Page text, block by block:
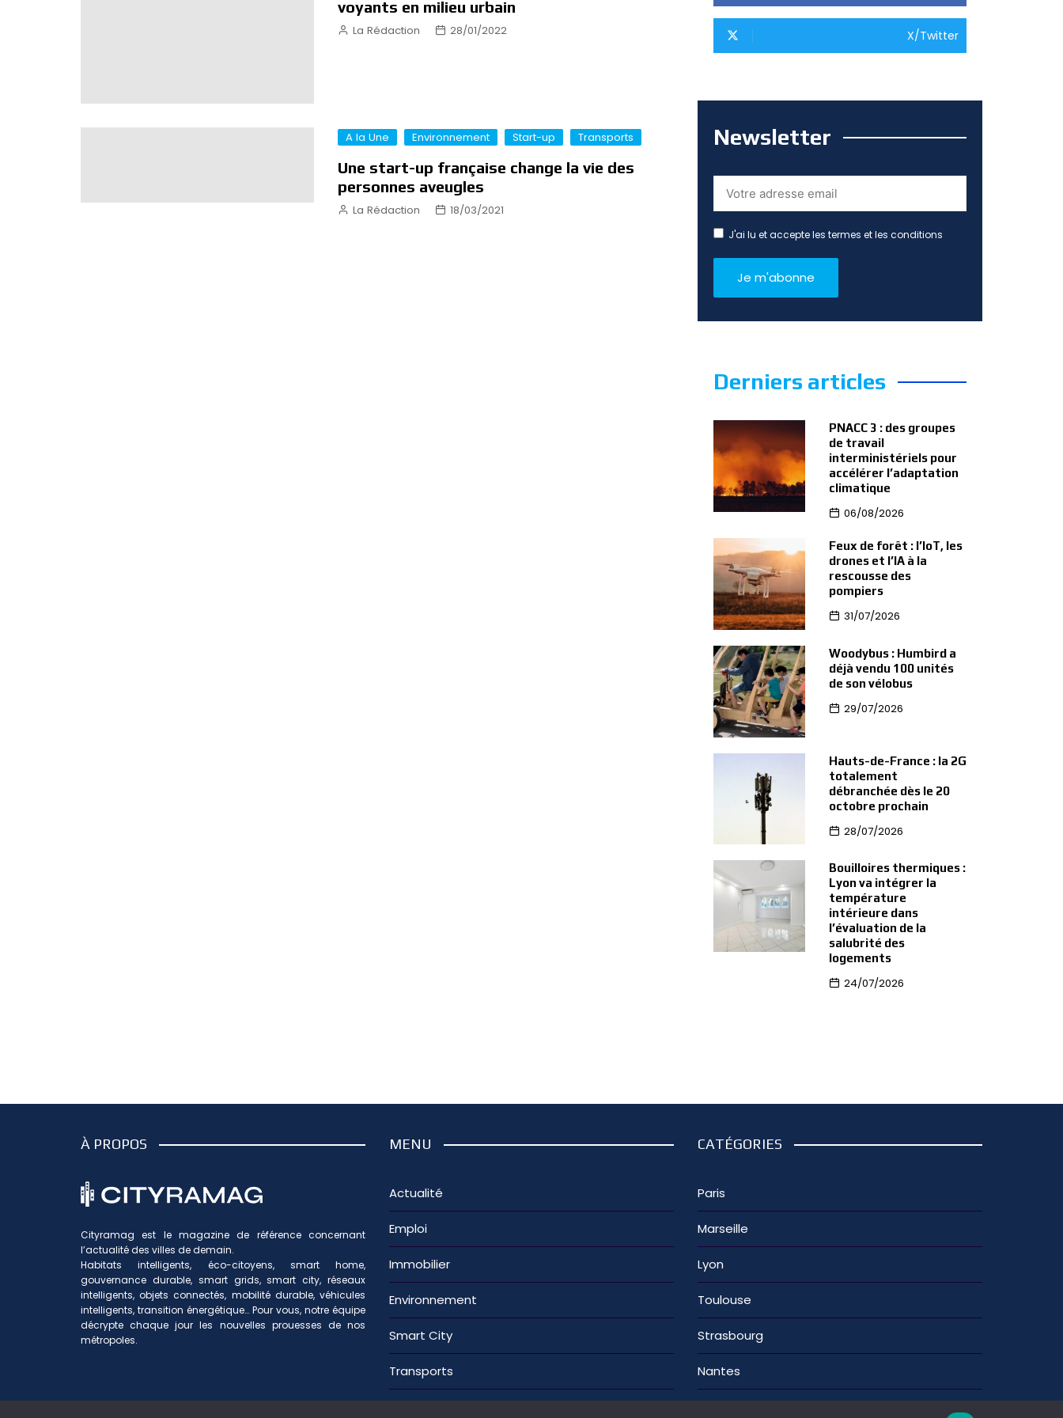
voyants en milieu urbain
La Rédaction 28/01/2022
A la Une Environnement Start-up Transports
Une start-up française change la vie des
personnes aveugles
La Rédaction 18/03/2021
X/Twitter
Newsletter
J'ai lu et accepte les termes et les conditions
Derniers articles
PNACC 3 : des groupes
de travail
interministériels pour
accélérer l’adaptation
climatique
06/08/2026
Feux de forêt : l’IoT, les
drones et l’IA à la
rescousse des
pompiers
31/07/2026
Woodybus : Humbird a
déjà vendu 100 unités
de son vélobus
29/07/2026
Hauts-de-France : la 2G
totalement
débranchée dès le 20
octobre prochain
28/07/2026
Bouilloires thermiques :
Lyon va intégrer la
température
intérieure dans
l’évaluation de la
salubrité des
logements
24/07/2026
À PROPOS
Cityramag est le magazine de référence concernant
l’actualité des villes de demain.
Habitats intelligents, éco-citoyens, smart home,
gouvernance durable, smart grids, smart city, réseaux
intelligents, objets connectés, mobilité durable, véhicules
intelligents, transition énergétique… Pour vous, notre équipe
décrypte chaque jour les nouvelles prouesses de nos
métropoles.
MENU
Actualité
Emploi
Immobilier
Environnement
Smart City
Transports
CATÉGORIES
Paris
Marseille
Lyon
Toulouse
Strasbourg
Nantes